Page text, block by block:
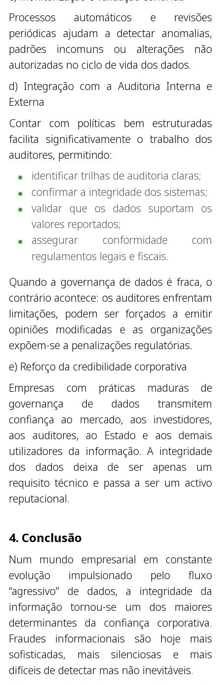
Processos automáticos e revisões
periódicas ajudam a detectar anomalias,
padrões incomuns ou alterações não
autorizadas no ciclo de vida dos dados.
d) Integração com a Auditoria Interna e
Externa
Contar com políticas bem estruturadas
facilita significativamente o trabalho dos
auditores, permitindo:
identificar trilhas de auditoria claras;
confirmar a integridade dos sistemas;
validar que os dados suportam os
valores reportados;
assegurar conformidade com
regulamentos legais e fiscais.
Quando a governança de dados é fraca, o
contrário acontece: os auditores enfrentam
limitações, podem ser forçados a emitir
opiniões modificadas e as organizações
expõem-se a penalizações regulatórias.
e) Reforço da credibilidade corporativa
Empresas com práticas maduras de
governança de dados transmitem
confiança ao mercado, aos investidores,
aos auditores, ao Estado e aos demais
utilizadores da informação. A integridade
dos dados deixa de ser apenas um
requisito técnico e passa a ser um activo
reputacional.
4. Conclusão
Num mundo empresarial em constante
evolução impulsionado pelo fluxo
“agressivo” de dados, a integridade da
informação tornou-se um dos maiores
determinantes da confiança corporativa.
Fraudes informacionais são hoje mais
sofisticadas, mais silenciosas e mais
difíceis de detectar mas não inevitáveis.